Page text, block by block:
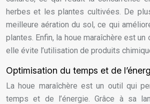
herbes et les plantes cultivées. De
meilleure aération du sol, ce qui
plantes. Enfin, la houe maraîchère est
elle évite l’utilisation de produits
Optimisation du temps et de
La houe maraîchère est un outil qui
temps et de l’énergie. Grâce à sa